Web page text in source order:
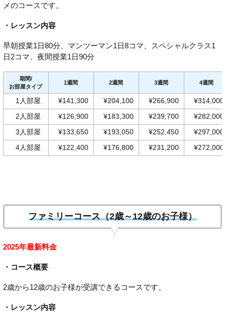
メのコースです。
・レッスン内容
早朝授業1日80分、マンツーマン1日8コマ、スペシャルクラス1
日2コマ、夜間授業1日90分
期間/
お部屋タイプ
1週間 2週間 3週間 4週間
1人部屋 ¥141,300 ¥204,100 ¥266,900 ¥314,000
2人部屋 ¥126,900 ¥183,300 ¥239,700 ¥282,000
3人部屋 ¥133,650 ¥193,050 ¥252,450 ¥297,000
4人部屋 ¥122,400 ¥176,800 ¥231,200 ¥272,000
ファミリーコース（2歳～12歳のお子様）
2025年最新料金
・コース概要
2歳から12歳のお子様が受講できるコースです。
・レッスン内容